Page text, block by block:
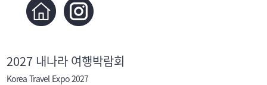
2027 내나라 여행박람회
Korea Travel Expo 2027